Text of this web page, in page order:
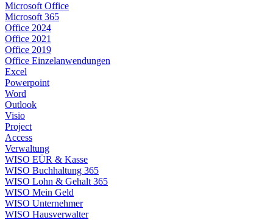
Microsoft Office
Microsoft 365
Office 2024
Office 2021
Office 2019
Office Einzelanwendungen
Excel
Powerpoint
Word
Outlook
Visio
Project
Access
Verwaltung
WISO EÜR & Kasse
WISO Buchhaltung 365
WISO Lohn & Gehalt 365
WISO Mein Geld
WISO Unternehmer
WISO Hausverwalter